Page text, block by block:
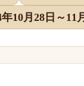
年10月28日～11